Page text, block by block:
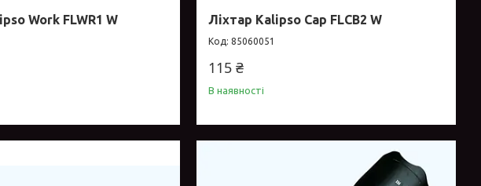
Work FLWR1 W Ліхтар Kalipso Cap FLCB2 W
85060051
115 ₴
В наявності